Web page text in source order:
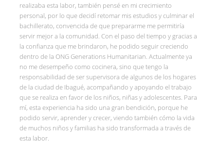
realizaba esta labor, también pensé en mi crecimiento
personal, por lo que decidí retomar mis estudios y culminar el
bachillerato, convencida de que prepararme me permitiría
servir mejor a la comunidad. Con el paso del tiempo y gracias a
la confianza que me brindaron, he podido seguir creciendo
dentro de la ONG Generations Humanitarian. Actualmente ya
no me desempeño como cocinera, sino que tengo la
responsabilidad de ser supervisora de algunos de los hogares
de la ciudad de Ibagué, acompañando y apoyando el trabajo
que se realiza en favor de los niños, niñas y adolescentes. Para
mí, esta experiencia ha sido una gran bendición, porque he
podido servir, aprender y crecer, viendo también cómo la vida
de muchos niños y familias ha sido transformada a través de
esta labor.